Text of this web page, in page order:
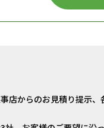
店からのお見積り提示、